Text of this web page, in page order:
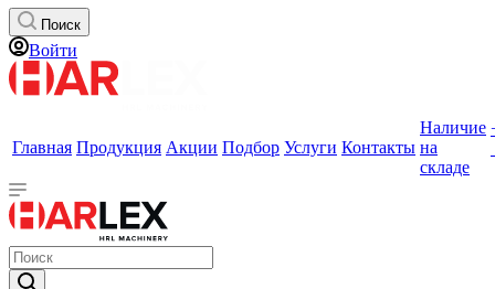
Поиск
Войти
Главная Продукция Акции Подбор Услуги Контакты
Наличие
на
складе